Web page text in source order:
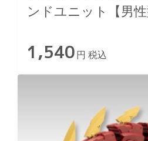
ンドユニット【男性
1,540 円 税込